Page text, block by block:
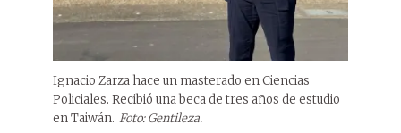
Ignacio Zarza hace un masterado en Ciencias
Policiales. Recibió una beca de tres años de estudio
en Taiwán. Foto: Gentileza.